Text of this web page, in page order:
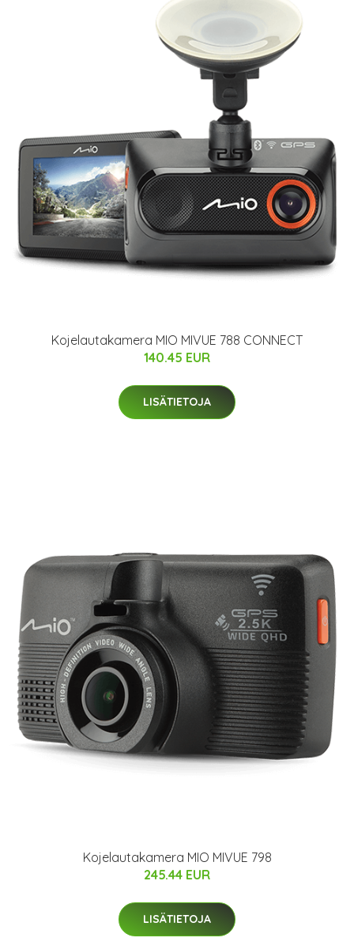
Kojelautakamera MIO MIVUE 788 CONNECT
140.45 EUR
LISÄTIETOJA
Kojelautakamera MIO MIVUE 798
245.44 EUR
LISÄTIETOJA